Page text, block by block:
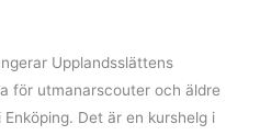
Upplandsslättens
för utmanarscouter och äldre
Det är en kurshelg i